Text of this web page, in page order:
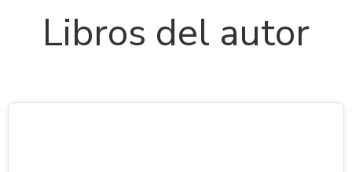
Libros del autor